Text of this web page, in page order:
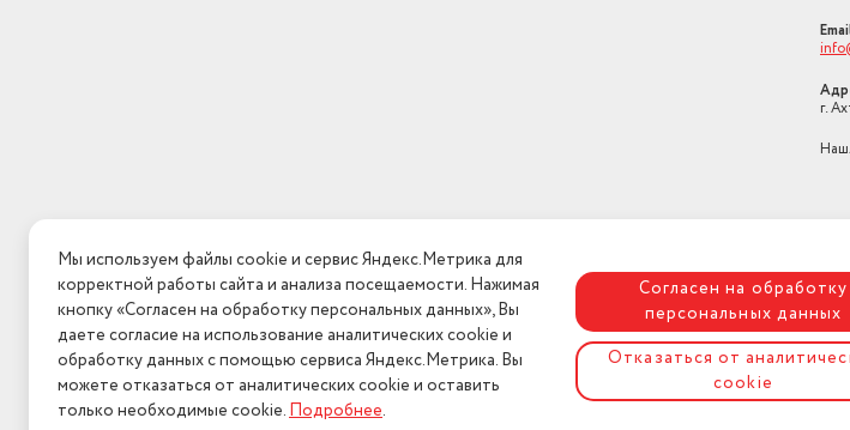
г.
Мы используем файлы cookie и сервис Яндекс.Метрика для
корректной работы сайта и анализа посещаемости. Нажимая
кнопку «Согласен на обработку персональных данных», Вы
даете согласие на использование аналитических cookie и
обработку данных с помощью сервиса Яндекс.Метрика. Вы
можете отказаться от аналитических cookie и оставить
только необходимые cookie.Подробнее.
Согласен на обработку
персональных данных
Отказаться от
cookie